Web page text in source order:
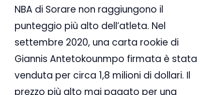
NBA di Sorare non raggiungono il
punteggio più alto dell’atleta. Nel
settembre 2020, una carta rookie di
Giannis Antetokounmpo firmata è stata
venduta per circa 1,8 milioni di dollari. Il
prezzo più alto mai pagato per una